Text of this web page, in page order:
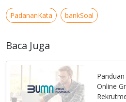
PadananKata bankSoal
Baca Juga
Online